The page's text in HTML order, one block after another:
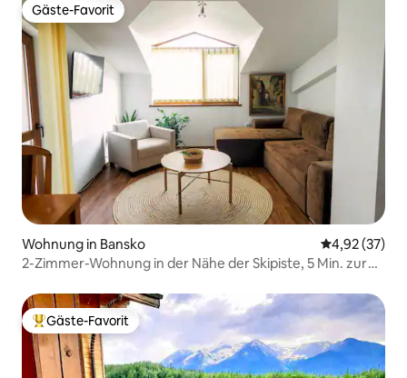
Gäste-Favorit
Gäste-Favorit
Wohnung in Bansko
4,92 (37)
2-Zimmer-Wohnung in der Nähe der Skipiste, 5 Min. zur
Beliebter Gäste-Favorit.
Gäste-Favorit